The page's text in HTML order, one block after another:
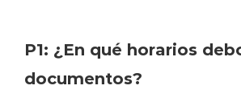
P1: ¿En qué horarios
documentos?